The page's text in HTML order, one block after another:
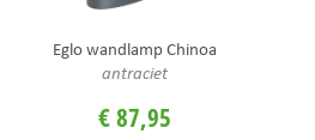
Eglo wandlamp Chinoa
antraciet
€87,95